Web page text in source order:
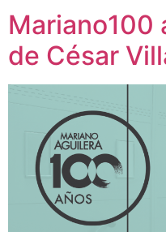
Mariano100
de César